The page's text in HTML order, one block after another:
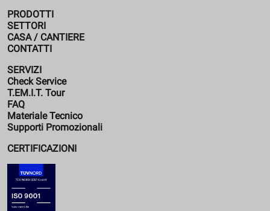
PRODOTTI
SETTORI
CASA / CANTIERE
CONTATTI
SERVIZI
Check Service
T.EM.I.T. Tour
FAQ
Materiale Tecnico
Supporti Promozionali
CERTIFICAZIONI